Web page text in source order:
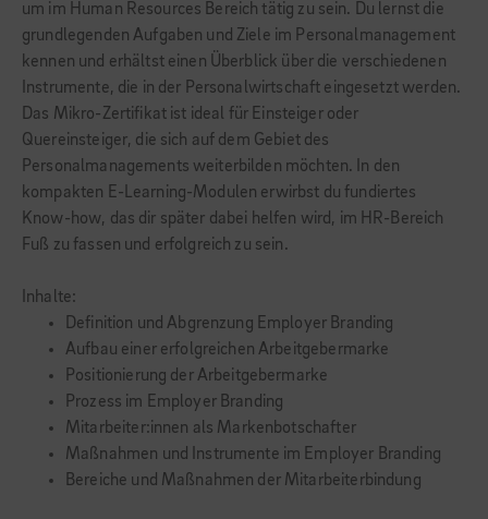
um im Human Resources Bereich tätig zu sein. Du lernst die
grundlegenden Aufgaben und Ziele im Personalmanagement
kennen und erhältst einen Überblick über die verschiedenen
Instrumente, die in der Personalwirtschaft eingesetzt werden.
Das Mikro-Zertifikat ist ideal für Einsteiger oder
Quereinsteiger, die sich auf dem Gebiet des
Personalmanagements weiterbilden möchten. In den
kompakten E-Learning-Modulen erwirbst du fundiertes
Know-how, das dir später dabei helfen wird, im HR-Bereich
Fuß zu fassen und erfolgreich zu sein.
Inhalte:
Definition und Abgrenzung Employer Branding
Aufbau einer erfolgreichen Arbeitgebermarke
Positionierung der Arbeitgebermarke
Prozess im Employer Branding
Mitarbeiter:innen als Markenbotschafter
Maßnahmen und Instrumente im Employer Branding
Bereiche und Maßnahmen der Mitarbeiterbindung